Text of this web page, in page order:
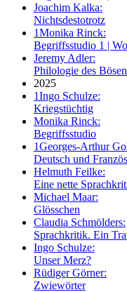
Joachim Kalka:
Nichtsdestotrotz
1Monika Rinck:
Begriffsstudio 1 |
Jeremy Adler:
Philologie des
2025
1Ingo Schulze:
Kriegstüchtig
Monika Rinck:
Begriffsstudio
1Georges-Arthur
Deutsch und
Helmuth Feilke:
Eine nette
Michael Maar:
Glösschen
Claudia Schmölders:
Sprachkritik. Ein
Ingo Schulze:
Unser Merz?
Rüdiger Görner:
Zwiewörter